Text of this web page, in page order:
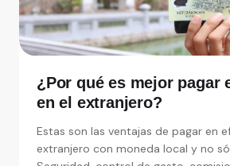
¿Por qué es mejor pagar
en el extranjero?
Estas son las ventajas de pagar en
extranjero con moneda local y no